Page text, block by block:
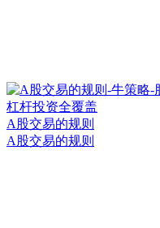
A股交易的规则
A股交易的规则